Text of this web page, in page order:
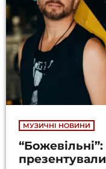
МУЗИЧНІ НОВИНИ